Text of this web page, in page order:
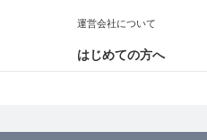
はじめての方へ
運営会社について